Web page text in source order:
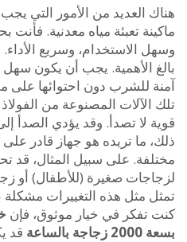
العديد من الأمور التي يجب أخذها
تعبئة مياه معدنية. فأنت
الاستخدام، وسريع الأداء. أولاً،
الأهمية. يجب أن يكون سهل
للشرب دون احتوائها على
المصنوعة من الفولاذ
لا تصدأ. وقد يؤدي الصدأ إلى تلف
ما تريده هو جهاز قادر على
على سبيل المثال، قد تحتاج
صغيرة (للأطفال) أو زجاجات
مثل هذه التغييرات مشكلة
في خيار موثوق، فإنخط
قد يكون